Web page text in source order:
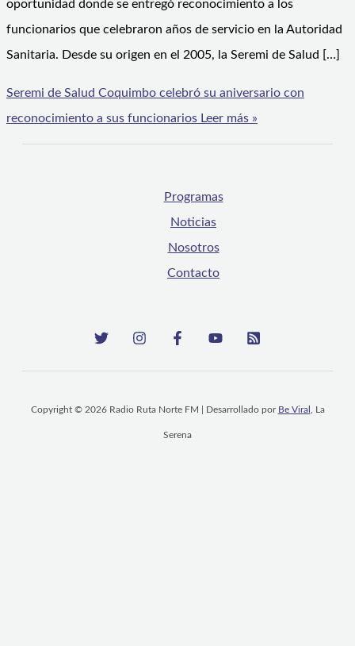
oportunidad donde se entregó reconocimiento a los
funcionarios que celebraron años de servicio en la Autoridad
Sanitaria. Desde su origen en el 2005, la Seremi de Salud […]
Seremi de Salud Coquimbo celebró su aniversario con
reconocimiento a sus funcionarios Leer más »
Programas
Noticias
Nosotros
Contacto
Copyright © 2026 Radio Ruta Norte FM | Desarrollado por Be Viral , La
Serena